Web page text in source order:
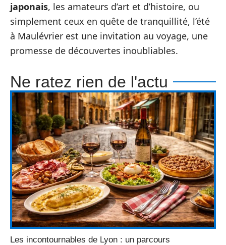
japonais, les amateurs d’art et d’histoire, ou
simplement ceux en quête de tranquillité, l’été
à Maulévrier est une invitation au voyage, une
promesse de découvertes inoubliables.
Ne ratez rien de l'actu
Les incontournables de Lyon : un parcours